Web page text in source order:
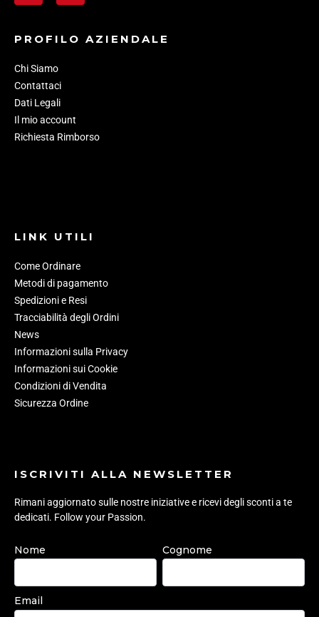
PROFILO AZIENDALE
Chi Siamo
Contattaci
Dati Legali
Il mio account
Richiesta Rimborso
LINK UTILI
Come Ordinare
Metodi di pagamento
Spedizioni e Resi
Tracciabilità degli Ordini
News
Informazioni sulla Privacy
Informazioni sui Cookie
Condizioni di Vendita
Sicurezza Ordine
ISCRIVITI ALLA NEWSLETTER
Rimani aggiornato sulle nostre iniziative e ricevi degli sconti a te
dedicati. Follow your Passion.
Nome Cognome
Email